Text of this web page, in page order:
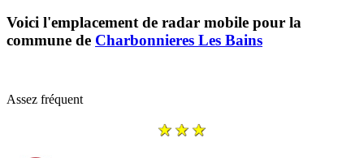
Voici l'emplacement de radar mobile pour la
commune de Charbonnieres Les Bains
Assez fréquent